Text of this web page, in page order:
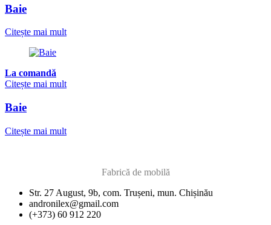
Baie
Citește mai mult
La comandă
Citește mai mult
Baie
Citește mai mult
Fabrică de mobilă
Str. 27 August, 9b, com. Trușeni, mun. Chișinău
andronilex@gmail.com
(+373) 60 912 220